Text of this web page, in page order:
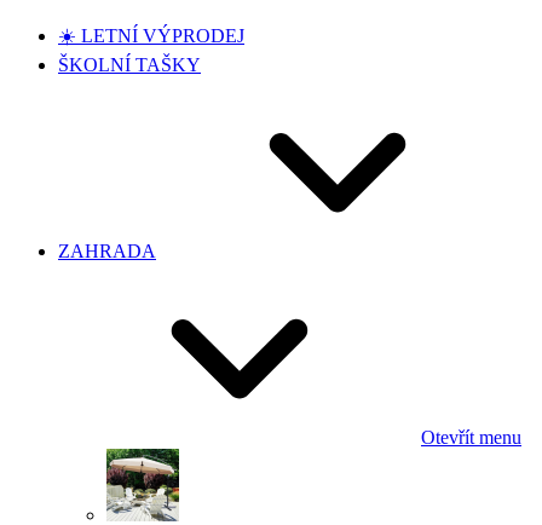
☀️ LETNÍ VÝPRODEJ
ŠKOLNÍ TAŠKY
ZAHRADA
Otevřít menu